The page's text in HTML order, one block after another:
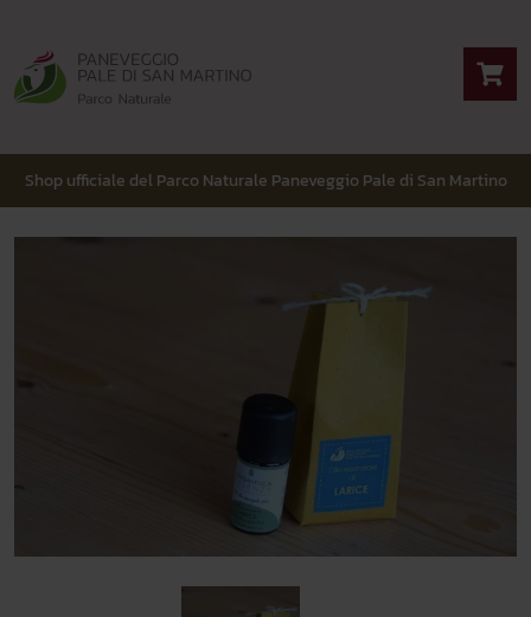
Shop ufficiale del Parco Naturale Paneveggio Pale di San Martino